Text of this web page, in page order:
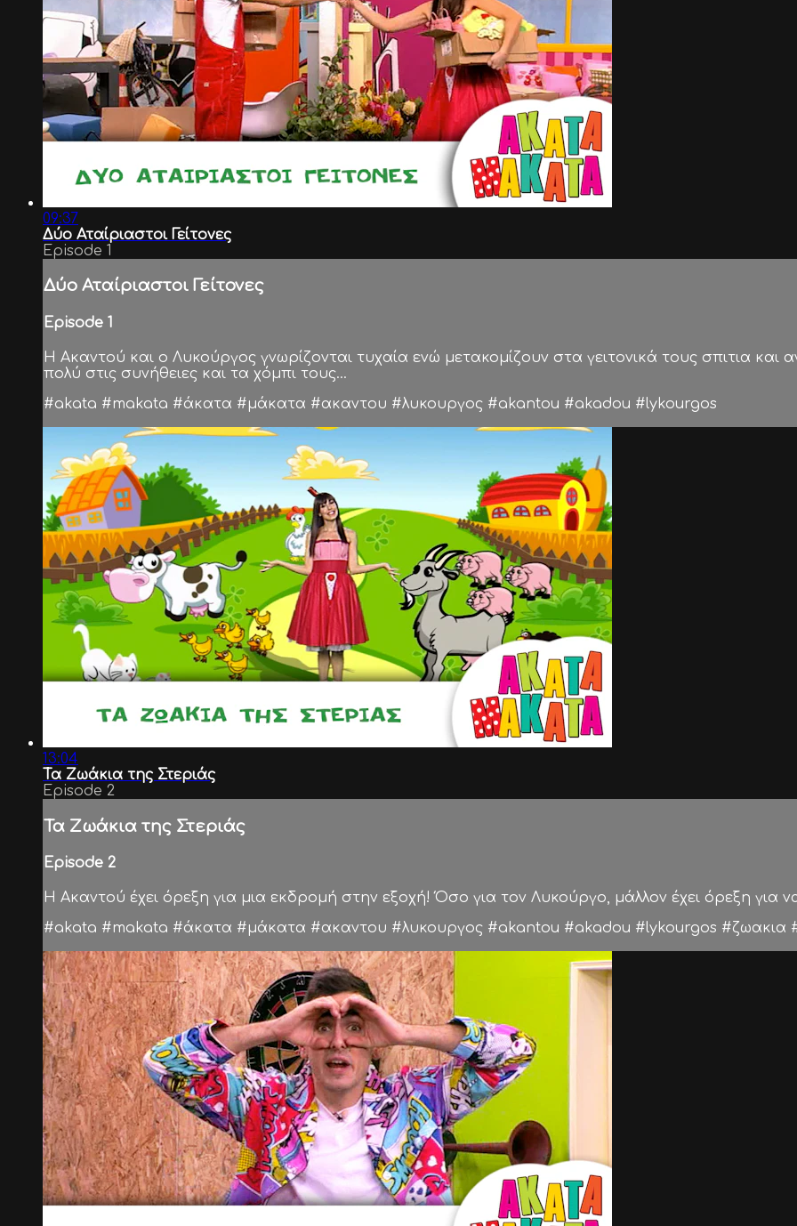
09:37
Δύο Αταίριαστοι Γείτονες
Episode 1
Δύο Αταίριαστοι Γείτονες
Episode 1
Η Ακαντού και ο Λυκούργος γνωρίζονται τυχαία ενώ μετακομίζουν στα γειτονικά τους σπιτια και
πολύ στις συνήθειες και τα χόμπι τους...
#akata #makata #άκατα #μάκατα #ακαντου #λυκουργος #akantou #akadou #lykourgos
13:04
Τα Ζωάκια της Στεριάς
Episode 2
Τα Ζωάκια της Στεριάς
Episode 2
Η Ακαντού έχει όρεξη για μια εκδρομή στην εξοχή! Όσο για τον Λυκούργο, μάλλον έχει όρεξη για να
#akata #makata #άκατα #μάκατα #ακαντου #λυκουργος #akantou #akadou #lykourgos #ζωακια